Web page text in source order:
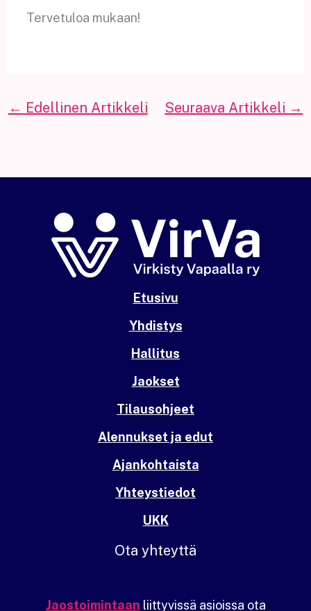
Tervetuloa mukaan!
← Edellinen Artikkeli Seuraava Artikkeli →
Etusivu
Yhdistys
Hallitus
Jaokset
Tilausohjeet
Alennukset ja edut
Ajankohtaista
Yhteystiedot
UKK
Ota yhteyttä
Jaostoimintaan liittyvissä asioissa ota